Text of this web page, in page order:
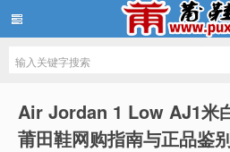
Air Jordan 1 Low AJ1米
莆田鞋网购指南与正品鉴